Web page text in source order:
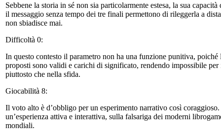
Sebbene la storia in sé non sia particolarmente estesa, la sua
il messaggio senza tempo dei tre finali permettono di rileggerla a
non sbiadisce mai.
Difficoltà 0:
In questo contesto il parametro non ha una funzione punitiva,
proposti sono validi e carichi di significato, rendendo impossibile
piuttosto che nella sfida.
Giocabilità 8:
Il voto alto è d’obbligo per un esperimento narrativo così
un’esperienza attiva e interattiva, sulla falsariga dei moderni
mondiali.